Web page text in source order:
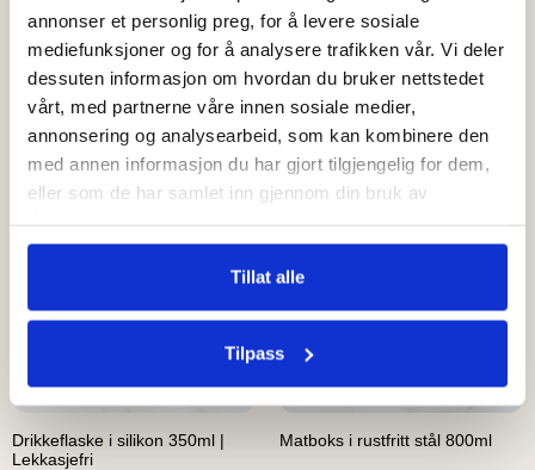
annonser et personlig preg, for å levere sosiale
mediefunksjoner og for å analysere trafikken vår. Vi deler
dessuten informasjon om hvordan du bruker nettstedet
vårt, med partnerne våre innen sosiale medier,
annonsering og analysearbeid, som kan kombinere den
med annen informasjon du har gjort tilgjengelig for dem,
eller som de har samlet inn gjennom din bruk av
Tillat alle
Tilpass
Silikonsmekke
169,00 Tilpass
Silikon matboks 800ml med 3
inndelinger | Lekkasjefri
299,00
Nyhet
Drikkeflaske i silikon 350ml |
Lekkasjefri
Nyhet
Matboks i rustfritt stål 800ml